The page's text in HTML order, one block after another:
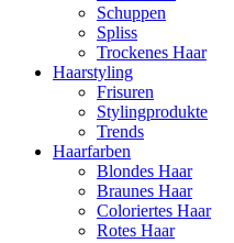
Schuppen
Spliss
Trockenes Haar
Haarstyling
Frisuren
Stylingprodukte
Trends
Haarfarben
Blondes Haar
Braunes Haar
Coloriertes Haar
Rotes Haar